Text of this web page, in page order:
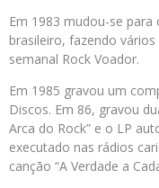
Em 1983 mudou-se
brasileiro, fazendo
semanal Rock Voador.
Em 1985 gravou um
Discos. Em 86, gravou
Arca do Rock” e o LP
executado nas rádios
canção “A Verdade a